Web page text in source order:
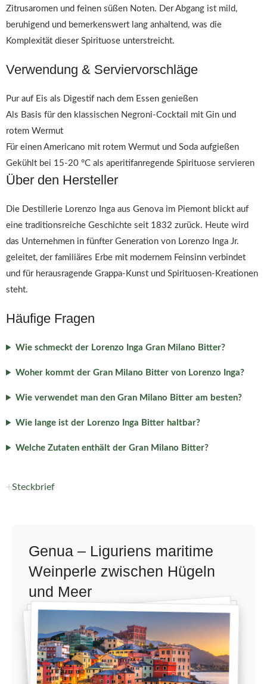
Zitrusaromen und feinen süßen Noten. Der Abgang ist mild,
beruhigend und bemerkenswert lang anhaltend, was die
Komplexität dieser Spirituose unterstreicht.
Verwendung & Serviervorschläge
Pur auf Eis als Digestif nach dem Essen genießen
Als Basis für den klassischen Negroni-Cocktail mit Gin und
rotem Wermut
Für einen Americano mit rotem Wermut und Soda aufgießen
Gekühlt bei 15-20 °C als aperitifanregende Spirituose servieren
Über den Hersteller
Die Destillerie Lorenzo Inga aus Genova im Piemont blickt auf
eine traditionsreiche Geschichte seit 1832 zurück. Heute wird
das Unternehmen in fünfter Generation von Lorenzo Inga Jr.
geleitet, der familiäres Erbe mit modernem Feinsinn verbindet
und für herausragende Grappa-Kunst und Spirituosen-Kreationen
steht.
Häufige Fragen
Wie schmeckt der Lorenzo Inga Gran Milano Bitter?
Woher kommt der Gran Milano Bitter von Lorenzo Inga?
Wie verwendet man den Gran Milano Bitter am besten?
Wie lange ist der Lorenzo Inga Bitter haltbar?
Welche Zutaten enthält der Gran Milano Bitter?
Steckbrief
Genua – Liguriens maritime
Weinperle zwischen Hügeln
und Meer